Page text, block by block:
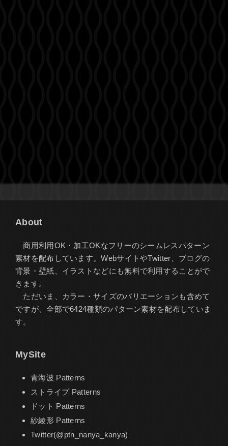
About
商用利用OK・加工OKなフリーのシームレスパターン
素材を配布しています。WebサイトやTwitter、ブログの
背景・壁紙、イラストなどにも無料で利用することがで
きます。
ただいま、カラー・サイズのバリエーションも含めて
ですが、全部で6424種類のパターン素材を配布していま
す。
MySite
青海波 Patterns
ストライプ Patterns
ドット Patterns
紗綾形 Patterns
Twitter(@ptn_nanya_kanya)